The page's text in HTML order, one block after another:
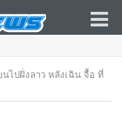
ไปฝั่งลาว หลังเฉิน จื้อ ที่